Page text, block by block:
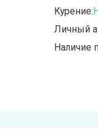
Курение:
Личный
Наличие